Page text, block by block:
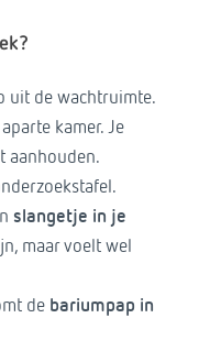
uit de wachtruimte.
kamer. Je
aanhouden.
slangetje in je
maar voelt wel
de bariumpap in